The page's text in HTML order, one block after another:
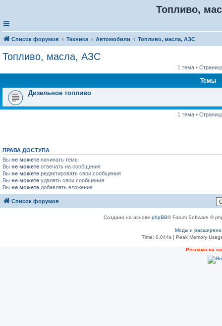
Топливо,
Список форумов Техника Автомобили Топливо, масла, АЗС
Топливо, масла, АЗС
1 тема •
Темы
Дизельное топливо
1 тема •
ПРАВА ДОСТУПА
Вы не можете начинать темы
Вы не можете отвечать на сообщения
Вы не можете редактировать свои сообщения
Вы не можете удалять свои сообщения
Вы не можете добавлять вложения
Список форумов
Создано на основе phpBB® Forum Software ©
Моды и
Time: 0.044s| Peak Memory
Реклама на